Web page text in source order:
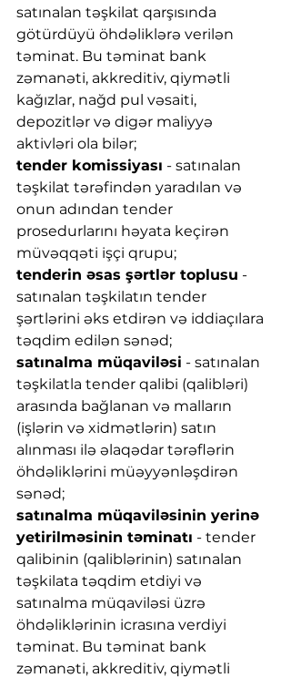
satınalan təşkilat qarşısında
götürdüyü öhdəliklərə verilən
təminat. Bu təminat bank
zəmanəti, akkreditiv, qiymətli
kağızlar, nağd pul vəsaiti,
depozitlər və digər maliyyə
aktivləri ola bilər;
tender komissiyası - satınalan
təşkilat tərəfindən yaradılan və
onun adından tender
prosedurlarını həyata keçirən
müvəqqəti işçi qrupu;
tenderin əsas şərtlər toplusu -
satınalan təşkilatın tender
şərtlərini əks etdirən və iddiaçılara
təqdim edilən sənəd;
satınalma müqaviləsi - satınalan
təşkilatla tender qalibi (qalibləri)
arasında bağlanan və malların
(işlərin və xidmətlərin) satın
alınması ilə əlaqədar tərəflərin
öhdəliklərini müəyyənləşdirən
sənəd;
satınalma müqaviləsinin yerinə
yetirilməsinin təminatı - tender
qalibinin (qaliblərinin) satınalan
təşkilata təqdim etdiyi və
satınalma müqaviləsi üzrə
öhdəliklərinin icrasına verdiyi
təminat. Bu təminat bank
zəmanəti, akkreditiv, qiymətli